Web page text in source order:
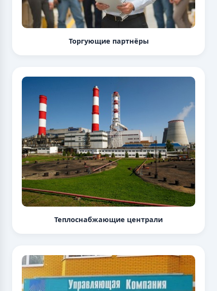
Торгующие партнёры
Теплоснабжающие централи